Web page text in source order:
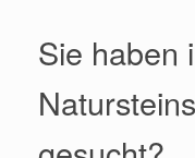
Sie haben